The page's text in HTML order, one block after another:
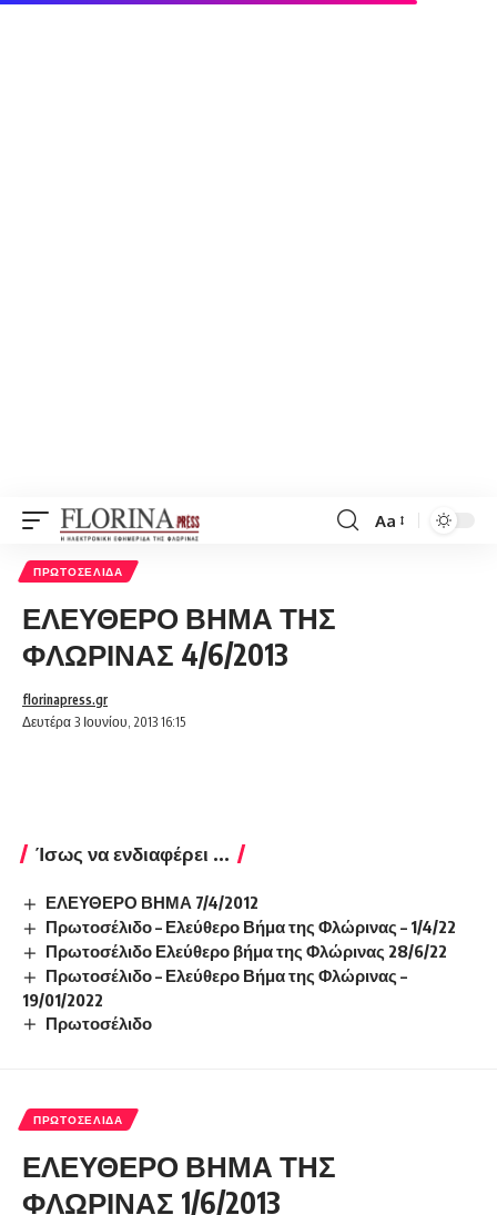
Font
Aa
ΠΡΩΤΟΣΈΛΙΔΑ
ΕΛΕΥΘΕΡΟ ΒΗΜΑ ΤΗΣ
ΦΛΩΡΙΝΑΣ 4/6/2013
Δευτέρα 3 Ιουνίου, 2013 16:15
florinapress.gr
Ίσως να ενδιαφέρει ...
ΕΛΕΥΘΕΡΟ ΒΗΜΑ 7/4/2012
Πρωτοσέλιδο – Ελεύθερο Βήμα της Φλώρινας – 1/4/22
Πρωτοσέλιδο Ελεύθερο βήμα της Φλώρινας 28/6/22
Πρωτοσέλιδο – Ελεύθερο Βήμα της Φλώρινας –
19/01/2022
Πρωτοσέλιδο
ΠΡΩΤΟΣΈΛΙΔΑ
ΕΛΕΥΘΕΡΟ ΒΗΜΑ ΤΗΣ
ΦΛΩΡΙΝΑΣ 1/6/2013